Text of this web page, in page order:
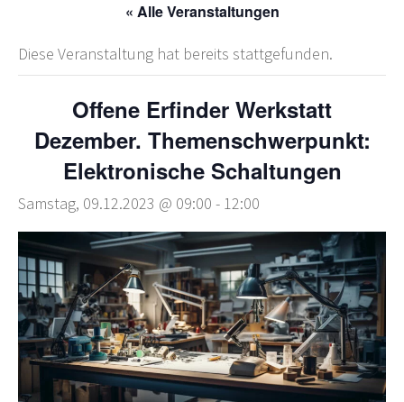
« Alle Veranstaltungen
Diese Veranstaltung hat bereits stattgefunden.
Offene Erfinder Werkstatt
Dezember. Themenschwerpunkt:
Elektronische Schaltungen
Samstag, 09.12.2023 @ 09:00 - 12:00